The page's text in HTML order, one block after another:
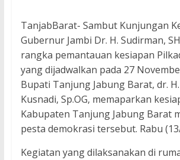
TanjabBarat- Sambut Kunjungan
Gubernur Jambi Dr. H. Sudirman,
rangka pemantauan kesiapan
yang dijadwalkan pada 27
Bupati Tanjung Jabung Barat, dr.
Kusnadi, Sp.OG, memaparkan
Kabupaten Tanjung Jabung Barat
pesta demokrasi tersebut. Rabu
Kegiatan yang dilaksanakan di